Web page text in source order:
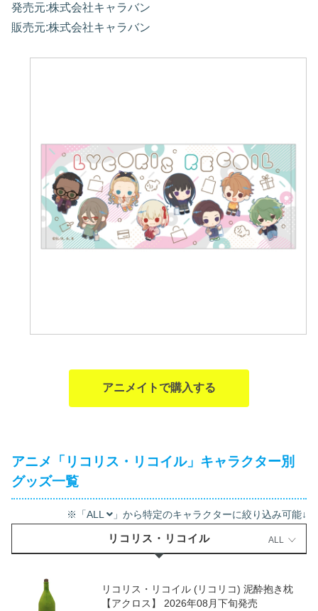
発売元:株式会社キャラバン
販売元:株式会社キャラバン
アニメイトで購入する
アニメ「リコリス・リコイル」キャラクター別
グッズ一覧
※「ALL 」から特定のキャラクターに絞り込み可能↓
リコリス・リコイル ALL
リコリス・リコイル (リコリコ) 泥酔抱き枕
【アクロス】 2026年08月下旬発売